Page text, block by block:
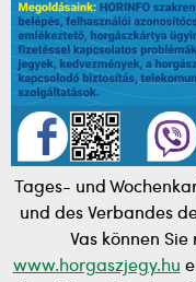
Tages- und
und des Verbandes
Vas können
www.horgaszjegy.hu